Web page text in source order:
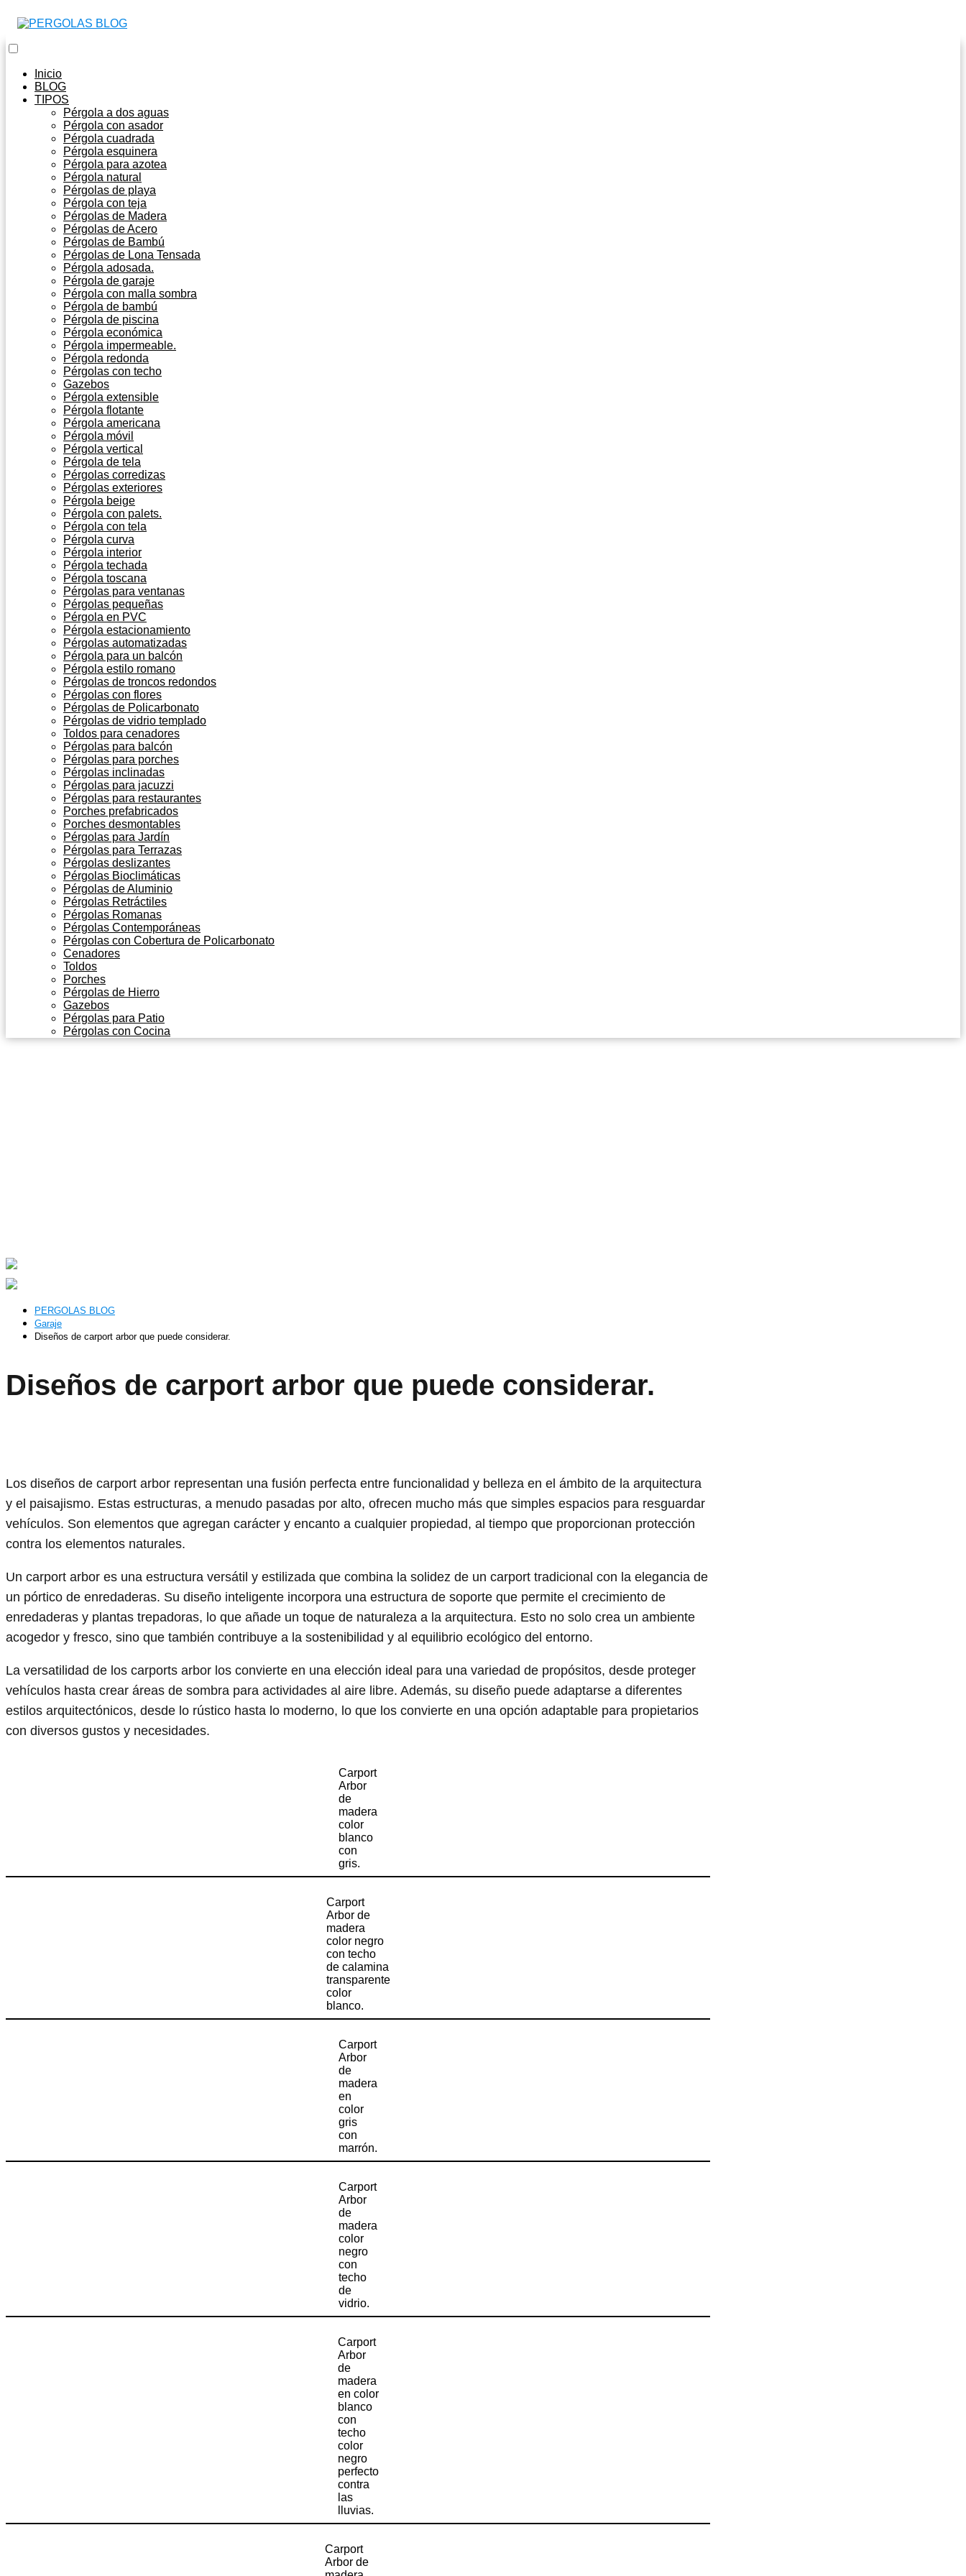
Inicio
BLOG
TIPOS
Pérgola a dos aguas
Pérgola con asador
Pérgola cuadrada
Pérgola esquinera
Pérgola para azotea
Pérgola natural
Pérgolas de playa
Pérgola con teja
Pérgolas de Madera
Pérgolas de Acero
Pérgolas de Bambú
Pérgolas de Lona Tensada
Pérgola adosada.
Pérgola de garaje
Pérgola con malla sombra
Pérgola de bambú
Pérgola de piscina
Pérgola económica
Pérgola impermeable.
Pérgola redonda
Pérgolas con techo
Gazebos
Pérgola extensible
Pérgola flotante
Pérgola americana
Pérgola móvil
Pérgola vertical
Pérgola de tela
Pérgolas corredizas
Pérgolas exteriores
Pérgola beige
Pérgola con palets.
Pérgola con tela
Pérgola curva
Pérgola interior
Pérgola techada
Pérgola toscana
Pérgolas para ventanas
Pérgolas pequeñas
Pérgola en PVC
Pérgola estacionamiento
Pérgolas automatizadas
Pérgola para un balcón
Pérgola estilo romano
Pérgolas de troncos redondos
Pérgolas con flores
Pérgolas de Policarbonato
Pérgolas de vidrio templado
Toldos para cenadores
Pérgolas para balcón
Pérgolas para porches
Pérgolas inclinadas
Pérgolas para jacuzzi
Pérgolas para restaurantes
Porches prefabricados
Porches desmontables
Pérgolas para Jardín
Pérgolas para Terrazas
Pérgolas deslizantes
Pérgolas Bioclimáticas
Pérgolas de Aluminio
Pérgolas Retráctiles
Pérgolas Romanas
Pérgolas Contemporáneas
Pérgolas con Cobertura de Policarbonato
Cenadores
Toldos
Porches
Pérgolas de Hierro
Gazebos
Pérgolas para Patio
Pérgolas con Cocina
PERGOLAS BLOG
Garaje
Diseños de carport arbor que puede considerar.
Diseños de carport arbor que puede considerar.
Los diseños de carport arbor representan una fusión perfecta entre funcionalidad y belleza en el ámbito de la arquitectura
y el paisajismo. Estas estructuras, a menudo pasadas por alto, ofrecen mucho más que simples espacios para resguardar
vehículos. Son elementos que agregan carácter y encanto a cualquier propiedad, al tiempo que proporcionan protección
contra los elementos naturales.
Un carport arbor es una estructura versátil y estilizada que combina la solidez de un carport tradicional con la elegancia de
un pórtico de enredaderas. Su diseño inteligente incorpora una estructura de soporte que permite el crecimiento de
enredaderas y plantas trepadoras, lo que añade un toque de naturaleza a la arquitectura. Esto no solo crea un ambiente
acogedor y fresco, sino que también contribuye a la sostenibilidad y al equilibrio ecológico del entorno.
La versatilidad de los carports arbor los convierte en una elección ideal para una variedad de propósitos, desde proteger
vehículos hasta crear áreas de sombra para actividades al aire libre. Además, su diseño puede adaptarse a diferentes
estilos arquitectónicos, desde lo rústico hasta lo moderno, lo que los convierte en una opción adaptable para propietarios
con diversos gustos y necesidades.
Carport
Arbor
de
madera
color
blanco
con
gris.
Carport
Arbor de
madera
color negro
con techo
de calamina
transparente
color
blanco.
Carport
Arbor
de
madera
en
color
gris
con
marrón.
Carport
Arbor
de
madera
color
negro
con
techo
de
vidrio.
Carport
Arbor
de
madera
en color
blanco
con
techo
color
negro
perfecto
contra
las
lluvias.
Carport
Arbor de